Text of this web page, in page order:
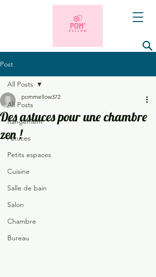
Post
All Posts
Rangement
Astuces
Petits espaces
Cuisine
Salle de bain
Salon
Chambre
Bureau
All Posts
Des astuces pour une chambre
zen !
pommellow372